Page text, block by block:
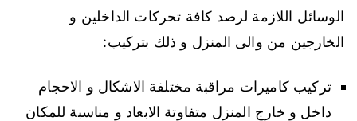
الوسائل اللازمة لرصد كافة تحركات الداخلين و
الخارجين من والى المنزل و ذلك بتركيب:
تركيب كاميرات مراقبة مختلفة الاشكال و الاحجام
داخل و خارج المنزل متفاوتة الابعاد و مناسبة للمكان